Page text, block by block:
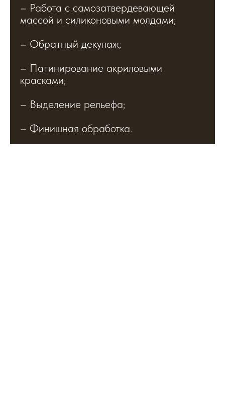
– Работа с самозатвердевающей
массой и силиконовыми молдами;
– Обратный декупаж;
– Патинирование акриловыми
красками;
– Выделение рельефа;
– Финишная обработка.